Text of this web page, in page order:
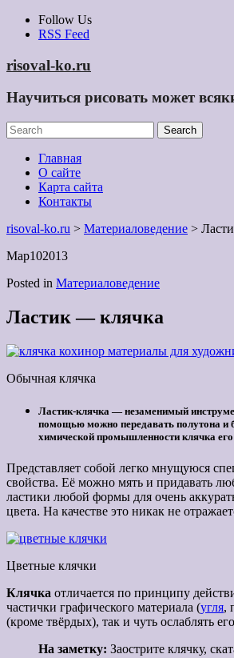
Skip
Follow Us
RSS Feed
risoval-ko.ru
Научиться рисовать может
Главная
О сайте
Карта сайта
Контакты
risoval-ko.ru > Материаловедение >
Мар102013
Posted in Материаловедение
Ластик — клячка
Обычная клячка
Ластик-клячка — незаменимый
помощью можно передавать полутона и
химической промышленности клячка
Представляет собой легко мнущуюся
свойства. Её можно мять и придавать
ластики любой формы для очень
цвета. На качестве это никак не
Цветные клячки
Клячка отличается по принципу
частички графического материала (угля,
(кроме твёрдых), так и чуть ослаблять
На заметку: Заострите клячку,